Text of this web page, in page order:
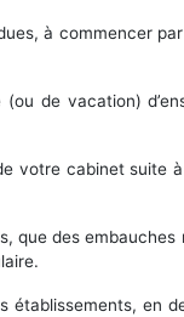
à commencer
de vacation)
votre cabinet
que des
en